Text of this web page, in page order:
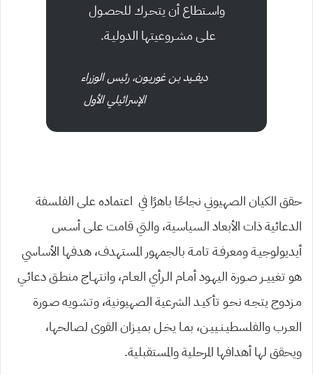
واسـتطاع أن يتحـرك للحصـول
علـى مشـروعيتها الدوليـة.
ديفــيد بـن غوريـون، رئيس الوزراء
الإسرائيلي الأول
حقق الكيان الصهيوني نجاحًا باهرًا في اعتماده على الفلسفة
الدعائية ذات الأبعاد السياسية، والتي قامت علـى أسـس
أيديولوجيـة ومعرفـة تامـة بالجمهور المستهدف، هدفها الأساسي
هو تغييــر صـورة اليهـود أمـام الـرأي العـام، وانتهـاج منطـق دعائـي
مـزدوج يتجـه نحـو تأكيـد الشرعية الصهيونية، وتشـويه صـورة
العـرب والفلسطيـنـييـن، بمـا يخـل بميـزان القوى لصالحها،
ويحقق لها أهدافها المرحلية والمستقبلية.